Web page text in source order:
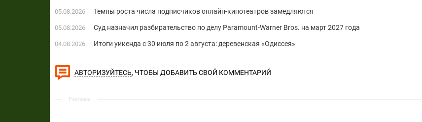
05.08.2026 Темпы роста числа подписчиков онлайн-кинотеатров замедляются
05.08.2026 Суд назначил разбирательство по делу Paramount-Warner Bros. на март 2027 года
04.08.2026 Итоги уикенда с 30 июля по 2 августа: деревенская «Одиссея»
АВТОРИЗУЙТЕСЬ, ЧТОБЫ ДОБАВИТЬ СВОЙ КОММЕНТАРИЙ
Реклама